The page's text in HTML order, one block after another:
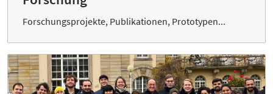
Forschungsprojekte, Publikationen, Prototypen...